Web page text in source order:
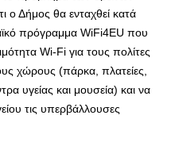
ο Δήμος θα ενταχθεί κατά
πρόγραμμα WiFi4EU που
Wi-Fi για τους πολίτες
χώρους (πάρκα, πλατείες,
υγείας και μουσεία) και να
τις υπερβάλλουσες